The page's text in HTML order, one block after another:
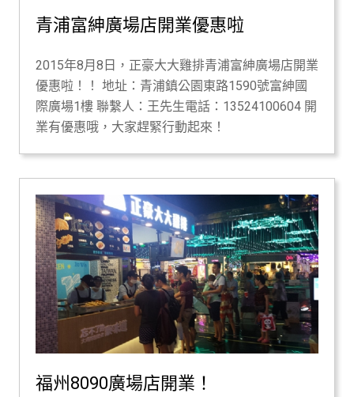
青浦富紳廣場店開業優惠啦
2015年8月8日，正豪大大雞排青浦富紳廣場店開業
優惠啦！！ 地址：青浦鎮公園東路1590號富紳國
際廣場1樓 聯繫人：王先生電話：13524100604 開
業有優惠哦，大家趕緊行動起來！
福州8090廣場店開業！